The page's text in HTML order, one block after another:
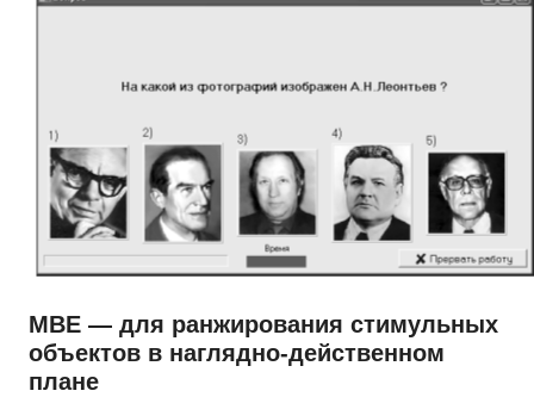
MBE — для ранжирования стимульных
объектов в наглядно-действенном
плане